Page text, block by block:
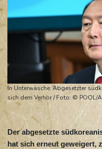
In Unterwäsche: Abgesetzter
sich dem Verhör /
Der abgesetzte
hat sich erneut geweigert,